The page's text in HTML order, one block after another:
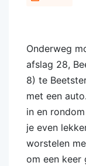
Onderweg
afslag 28,
8) te
met een
in en
je even
worstelen
om een keer